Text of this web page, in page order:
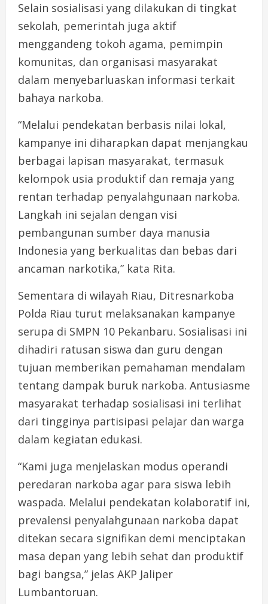
Selain sosialisasi yang dilakukan di tingkat
sekolah, pemerintah juga aktif
menggandeng tokoh agama, pemimpin
komunitas, dan organisasi masyarakat
dalam menyebarluaskan informasi terkait
bahaya narkoba.
“Melalui pendekatan berbasis nilai lokal,
kampanye ini diharapkan dapat menjangkau
berbagai lapisan masyarakat, termasuk
kelompok usia produktif dan remaja yang
rentan terhadap penyalahgunaan narkoba.
Langkah ini sejalan dengan visi
pembangunan sumber daya manusia
Indonesia yang berkualitas dan bebas dari
ancaman narkotika,” kata Rita.
Sementara di wilayah Riau, Ditresnarkoba
Polda Riau turut melaksanakan kampanye
serupa di SMPN 10 Pekanbaru. Sosialisasi ini
dihadiri ratusan siswa dan guru dengan
tujuan memberikan pemahaman mendalam
tentang dampak buruk narkoba. Antusiasme
masyarakat terhadap sosialisasi ini terlihat
dari tingginya partisipasi pelajar dan warga
dalam kegiatan edukasi.
“Kami juga menjelaskan modus operandi
peredaran narkoba agar para siswa lebih
waspada. Melalui pendekatan kolaboratif ini,
prevalensi penyalahgunaan narkoba dapat
ditekan secara signifikan demi menciptakan
masa depan yang lebih sehat dan produktif
bagi bangsa,” jelas AKP Jaliper
Lumbantoruan.